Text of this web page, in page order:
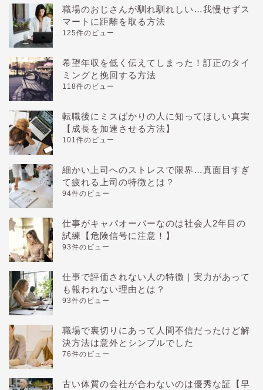
職場のおじさんが馴れ馴れしい…我慢せずス
マートに距離を取る方法
125件のビュー
希望年収を低く伝えてしまった！訂正のタイ
ミングと挽回する方法
118件のビュー
転職後にミスばかりの人に知ってほしい真実
【成長を加速させる方法】
101件のビュー
細かい上司へのストレスで限界…真面目すぎ
て疲れる上司の特徴とは？
94件のビュー
仕事がキャパオーバーなのは社会人2年目の
試練【危険信号に注意！】
93件のビュー
仕事で評価されない人の特徴｜実力があって
も報われない理由とは？
93件のビュー
職場で裏切りにあって人間不信だったけど解
決方法は意外とシンプルでした
76件のビュー
古い体質の会社が合わないのは優秀な証【早